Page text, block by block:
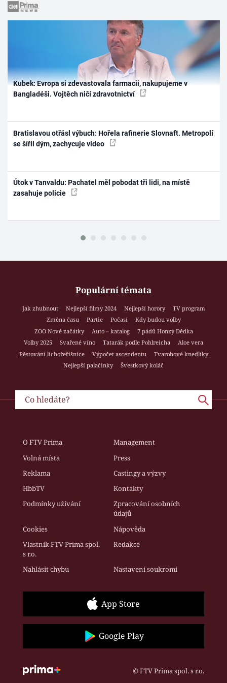
Kubek: Evropa si zdevastovala farmacii, nakupujeme v
Bangladéši. Vojtěch ničí zdravotnictví
Bratislavou otřásl výbuch: Hořela rafinerie Slovnaft. Metropolí
se šířil dým, zachycuje video
Útok v Tanvaldu: Pachatel měl pobodat tři lidi, na místě
zasahuje policie
Populární témata
Jak zhubnout Nejlepší filmy 2024 Nejlepší horory
TV program
Změna času
Partie Počasí
Kdy budou volby
ZOO Nové začátky
Auto – katalog
7 pádů Honzy Dědka
Volby 2025
Svařené víno Tatarák podle Pohlreicha
Aloe vera
Pěstování lichořeřišnice
Výpočet ascendentu
Tvarohové knedlíky
Nejlepší palačinky
Švestkový koláč
O FTV Prima
Management
Volná místa
Press
Reklama
Castingy a výzvy
HbbTV
Kontakty
Podmínky užívání
Zpracování osobních
údajů
Cookies
Nápověda
Vlastník FTV Prima spol.
s r.o.
Redakce
Nahlásit chybu Nastavení soukromí
App Store
Google Play
© FTV Prima spol. s r.o.